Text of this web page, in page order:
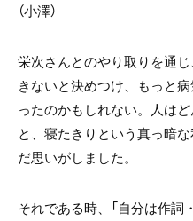
（小澤）
栄次さんとのやり取りを通
きないと決めつけ、もっと
ったのかもしれない。人は
と、寝たきりという真っ暗
だ思いがしました。
それである時、「自分は作